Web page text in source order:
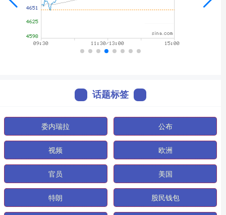
话题标签
委内瑞拉 公布
视频 欧洲
官员 美国
特朗 股民钱包